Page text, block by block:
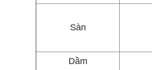
Sàn
Dầm